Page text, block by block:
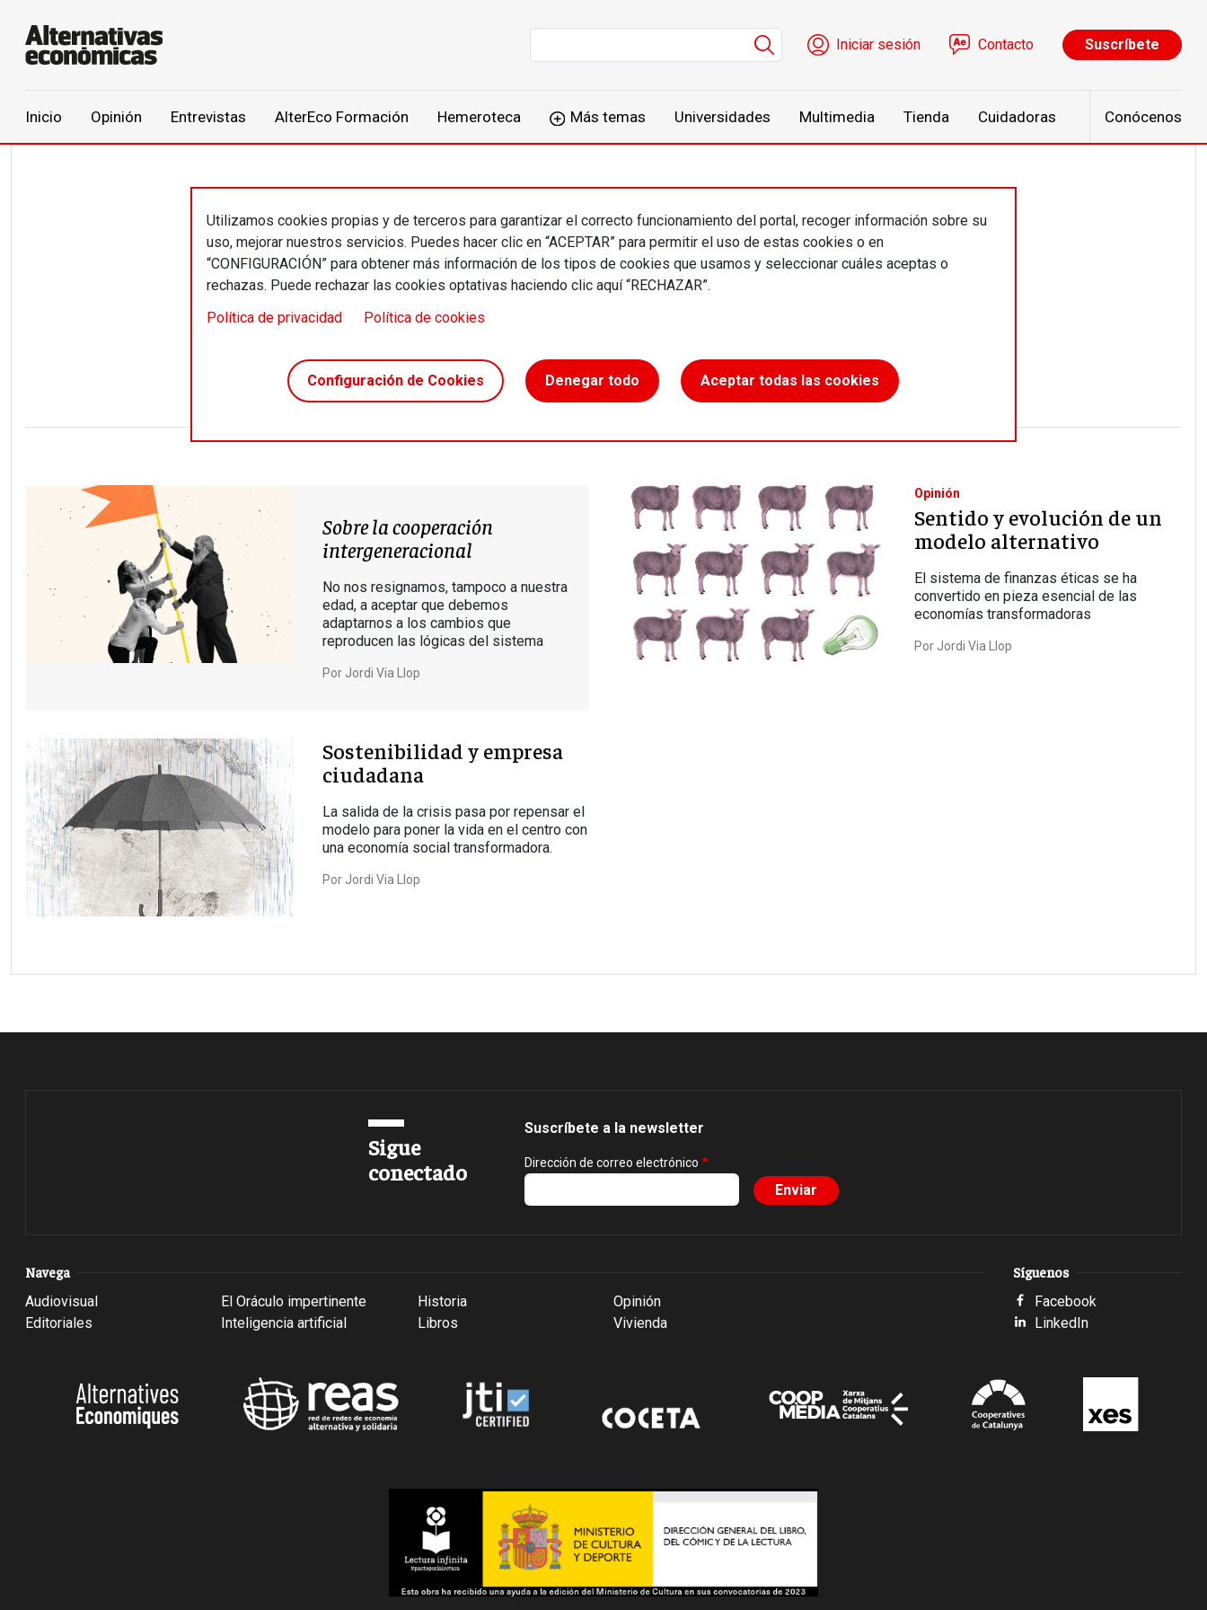
Menú de cuenta de usuario
Iniciar sesión Contacto Suscríbete
Inicio Opinión Entrevistas AlterEco Formación Hemeroteca Más temas Universidades Multimedia Tienda Cuidadoras Conócenos
Utilizamos cookies propias y de terceros para garantizar el correcto funcionamiento del portal, recoger información sobre su
uso, mejorar nuestros servicios. Puedes hacer clic en “ACEPTAR” para permitir el uso de estas cookies o en
“CONFIGURACIÓN” para obtener más información de los tipos de cookies que usamos y seleccionar cuáles aceptas o
rechazas. Puede rechazar las cookies optativas haciendo clic aquí “RECHAZAR”.
Política de privacidad
Política de cookies
Configuración de Cookies Denegar todo Aceptar todas las cookies
Jordi Via Llop
Cargo profesional
Roca i Galés
Sobre la cooperación
intergeneracional
No nos resignamos, tampoco a nuestra
edad, a aceptar que debemos
adaptarnos a los cambios que
reproducen las lógicas del sistema
Por Jordi Via Llop
Opinión
Sentido y evolución de un
modelo alternativo
El sistema de finanzas éticas se ha
convertido en pieza esencial de las
economías transformadoras
Por Jordi Via Llop
Sostenibilidad y empresa
ciudadana
La salida de la crisis pasa por repensar el
modelo para poner la vida en el centro con
una economía social transformadora.
Por Jordi Via Llop
Sigue
conectado
Suscríbete a la newsletter
Dirección de correo electrónico
Navega
Audiovisual
Editoriales
El Oráculo impertinente
Inteligencia artificial
Historia
Libros
Opinión
Vivienda
Síguenos
Facebook
LinkedIn